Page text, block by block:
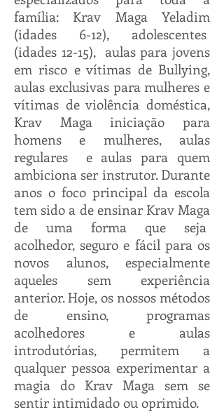
família: Krav Maga Yeladim
(idades 6-12), adolescentes
(idades 12-15), aulas para jovens
em risco e vítimas de Bullying,
aulas exclusivas para mulheres e
vítimas de violência doméstica,
Krav Maga iniciação para
homens e mulheres, aulas
regulares e aulas para quem
ambiciona ser instrutor. Durante
anos o foco principal da escola
tem sido a de ensinar Krav Maga
de uma forma que seja
acolhedor, seguro e fácil para os
novos alunos, especialmente
aqueles sem experiência
anterior. Hoje, os nossos métodos
de ensino, programas
acolhedores e aulas
introdutórias, permitem a
qualquer pessoa experimentar a
magia do Krav Maga sem se
sentir intimidado ou oprimido.